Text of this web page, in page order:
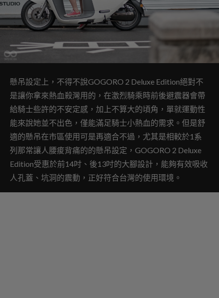
懸吊設定上，不得不說GOGORO 2 Deluxe Edition絕對不
是讓你拿來熱血殺灣用的，在激烈騎乘時前後避震器會帶
給騎士些許的不安定感，加上不算大的頃角，單就運動性
能來說她並不出色，僅能滿足騎士小熱血的需求。但是舒
適的懸吊在市區使用可是再適合不過，尤其是相較於1系
列那常讓人腰痠背痛的的懸吊設定，GOGORO 2 Deluxe
Edition受惠於前14吋、後13吋的大腳設計，能夠有效吸收
人孔蓋、坑洞的震動，正好符合台灣的使用環境。